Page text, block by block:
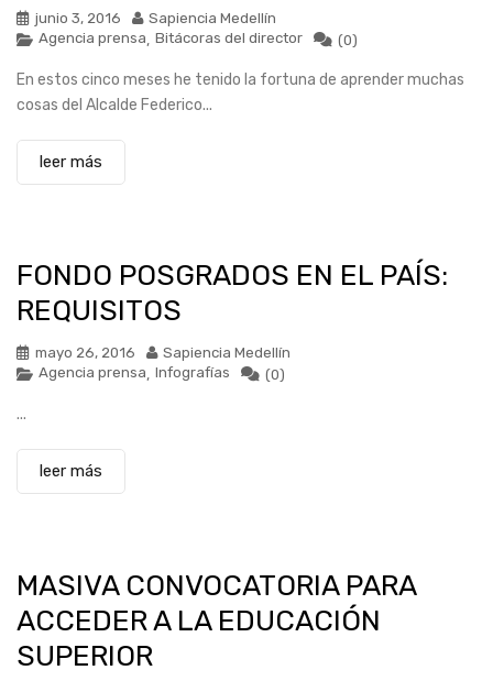
junio 3, 2016
Sapiencia Medellín
Agencia prensa, Bitácoras del director (0)
En estos cinco meses he tenido la fortuna de aprender muchas
cosas del Alcalde Federico...
leer más
FONDO POSGRADOS EN EL PAÍS:
REQUISITOS
mayo 26, 2016
Sapiencia Medellín
Agencia prensa, Infografías (0)
...
leer más
MASIVA CONVOCATORIA PARA
ACCEDER A LA EDUCACIÓN
SUPERIOR